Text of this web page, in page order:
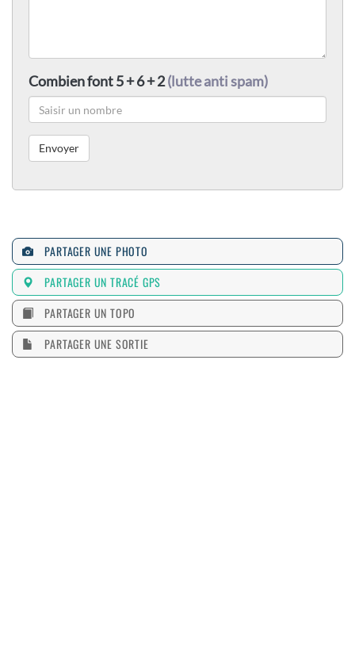
Combien font 5 + 6 + 2(lutte anti spam)
PARTAGER UNE PHOTO
PARTAGER UN TRACÉ GPS
PARTAGER UN TOPO
PARTAGER UNE SORTIE